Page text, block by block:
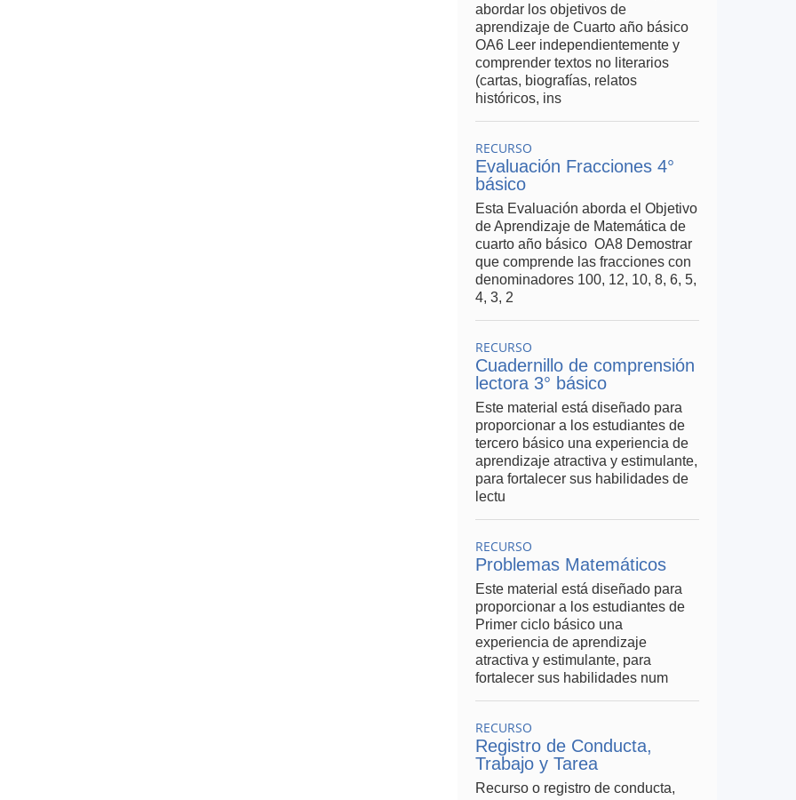
abordar los objetivos de
aprendizaje de Cuarto año básico
OA6 Leer independientemente y
comprender textos no literarios
(cartas, biografías, relatos
históricos, ins
RECURSO
Evaluación Fracciones 4°
básico
Esta Evaluación aborda el Objetivo
de Aprendizaje de Matemática de
cuarto año básico OA8 Demostrar
que comprende las fracciones con
denominadores 100, 12, 10, 8, 6, 5,
4, 3, 2
RECURSO
Cuadernillo de comprensión
lectora 3° básico
Este material está diseñado para
proporcionar a los estudiantes de
tercero básico una experiencia de
aprendizaje atractiva y estimulante,
para fortalecer sus habilidades de
lectu
RECURSO
Problemas Matemáticos
Este material está diseñado para
proporcionar a los estudiantes de
Primer ciclo básico una
experiencia de aprendizaje
atractiva y estimulante, para
fortalecer sus habilidades num
RECURSO
Registro de Conducta,
Trabajo y Tarea
Recurso o registro de conducta,